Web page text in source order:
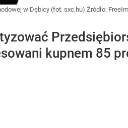
w Dębicy (fot. sxc.hu) Źródło:
kupnem 85